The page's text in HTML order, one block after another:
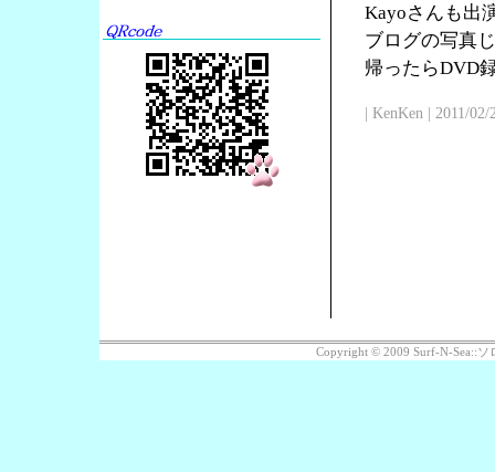
Kayoさんも出
ブログの写真
帰ったらDVD
| KenKen | 2011/
Copyright © 2009 Surf-N-Sea::